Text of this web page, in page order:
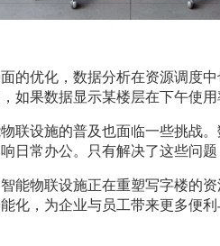
的优化，数据分析在资源调度
如果数据显示某楼层在下午使
联设施的普及也面临一些挑战
日常办公。只有解决了这些问
能物联设施正在重塑写字楼的
化，为企业与员工带来更多便利